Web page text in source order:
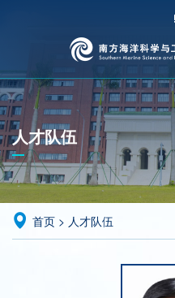
人才队伍
首页 > 人才队伍